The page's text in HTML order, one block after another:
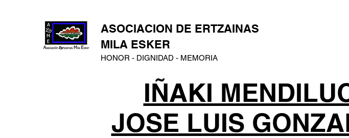
ASOCIACION DE ERTZAINAS
MILA ESKER
HONOR - DIGNIDAD - MEMORIA
IÑAKI
JOSE LUIS